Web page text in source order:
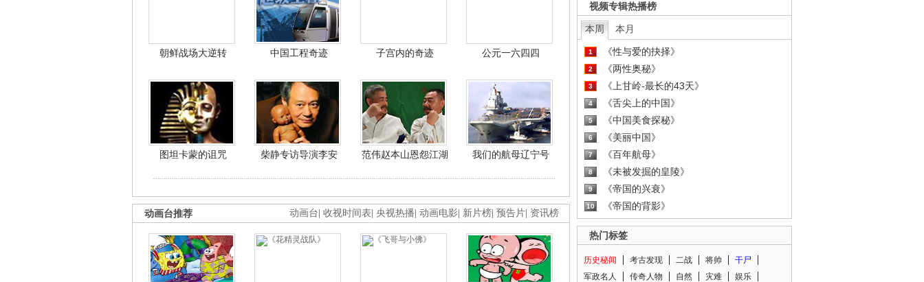
朝鲜战场大逆转 中国工程奇迹 子宫内的奇迹 公元一六四四
图坦卡蒙的诅咒 柴静专访导演李安 范伟赵本山恩怨江湖 我们的航母辽宁号
动画台 收视时间表 央视热播 动画电影 新片榜 预告片 资讯榜
动画台推荐
视频专辑热播榜
本周 本月
1 《性与爱的抉择》
2 《两性奥秘》
3 《上甘岭-最长的43天》
4 《舌尖上的中国》
5 《中国美食探秘》
6 《美丽中国》
7 《百年航母》
8 《未被发掘的皇陵》
9 《帝国的兴衰》
10 《帝国的背影》
热门标签
历史秘闻 考古发现 二战 将帅
干尸
军政名人
传奇人物 自然 灾难
娱乐